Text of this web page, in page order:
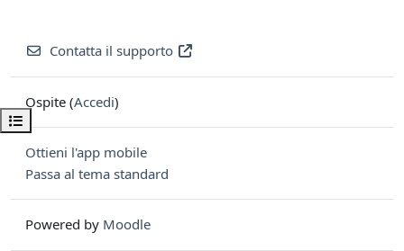
Apri indice del corso
Contatta il supporto
Ospite (Accedi)
Ottieni l'app mobile
Passa al tema standard
Powered by Moodle